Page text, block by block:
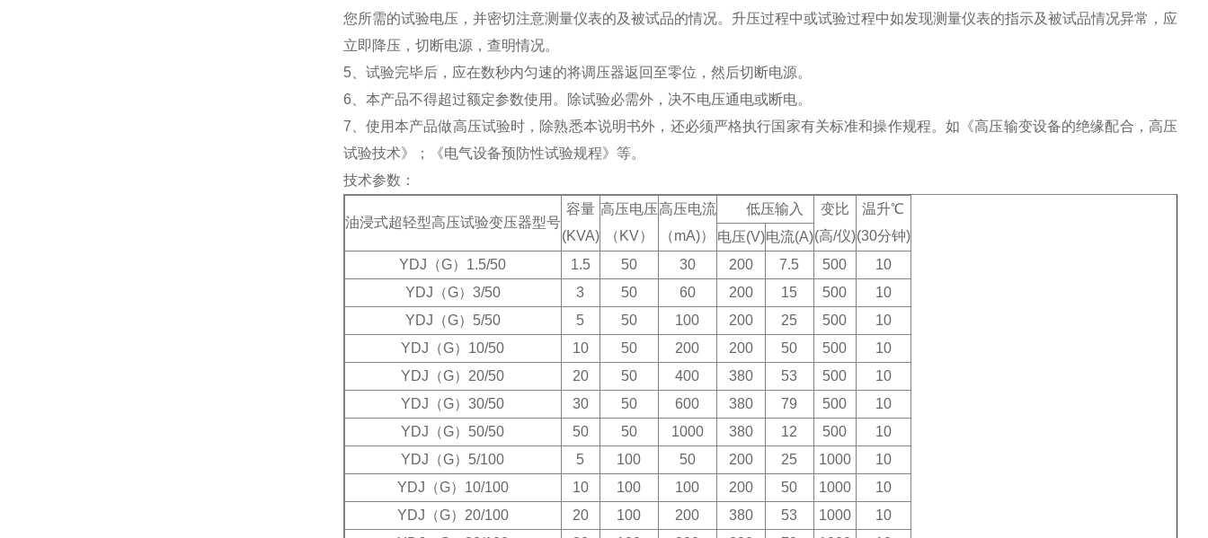
您所需的试验电压，并密切注意测量仪表的及被试品的情况。升压过程中或试验过程中如发现测量仪表的指示及被试品情况异常，应
立即降压，切断电源，查明情况。
5、试验完毕后，应在数秒内匀速的将调压器返回至零位，然后切断电源。
6、本产品不得超过额定参数使用。除试验必需外，决不电压通电或断电。
7、使用本产品做高压试验时，除熟悉本说明书外，还必须严格执行国家有关标准和操作规程。如《高压输变设备的绝缘配合，高压
试验技术》；《电气设备预防性试验规程》等。
技术参数：
油浸式超轻型高压试验变压器型号
容量
(KVA)
高压电压
（KV）
高压电流
（mA)）
低压输入
变比
(高/仪)
温升℃
(30分钟)
电压(V)电流(A)
YDJ（G）1.5/50
1.5 50 30 200 7.5 500
10
YDJ（G）3/50
3 50 60 200 15 500
10
YDJ（G）5/50
5 50 100 200 25 500
10
YDJ（G）10/50
10 50 200 200 50 500
10
YDJ（G）20/50
20 50 400 380 53 500
10
YDJ（G）30/50
30 50 600 380 79 500
10
YDJ（G）50/50
50 50 1000 380 12 500
10
YDJ（G）5/100
5 100 50 200 25 1000
10
YDJ（G）10/100
10 100 100 200 50 1000
10
YDJ（G）20/100
20 100 200 380 53 1000
10